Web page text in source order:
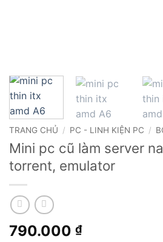
TRANG CHỦ / PC - LINH KIỆN PC /
Mini pc cũ làm server
torrent, emulator
790.000 ₫